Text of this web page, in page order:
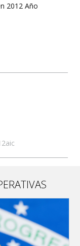
2012 Año